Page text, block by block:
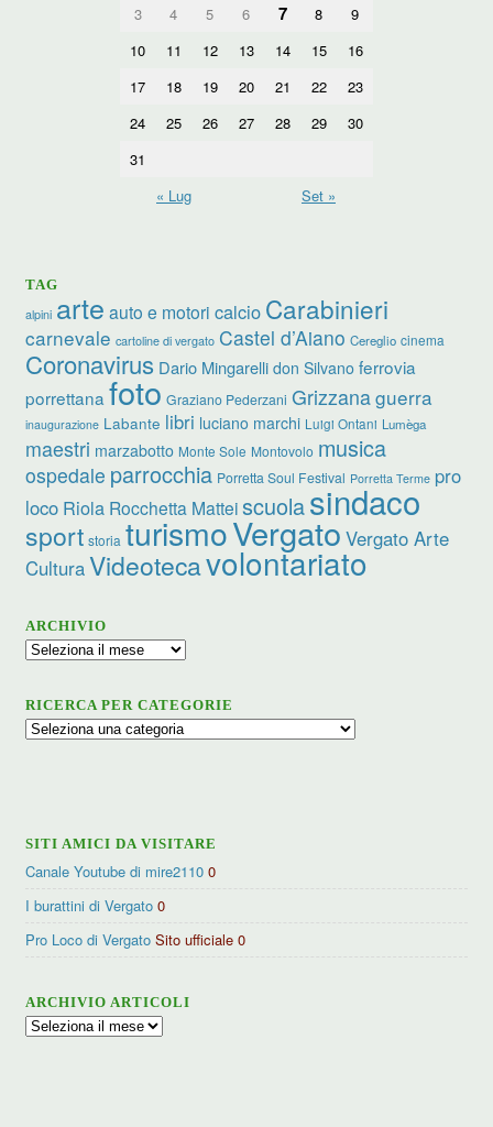
3
4 5 6 7 8
9
10
11 12 13 14 15
16
17
18 19 20 21 22
23
24
25 26 27 28 29
30
31
« Lug
Set »
TAG
alpini arte auto e motori calcio Carabinieri
carnevale cartoline di vergato Castel d’Aiano Cereglio cinema
Coronavirus Dario Mingarelli don Silvano ferrovia
porrettana foto Graziano Pederzani Grizzanaguerra
inaugurazione Labante libri luciano marchi Luigi Ontani Lumèga
maestri marzabotto Monte Sole Montovolo musica
ospedale parrocchia Porretta Soul Festival Porretta Terme pro
loco Riola Rocchetta Matteiscuolasindaco
sport storia turismoVergato Vergato Arte
CulturaVideotecavolontariato
ARCHIVIO
Archivio
RICERCA PER CATEGORIE
Ricerca
SITI AMICI DA VISITARE
Canale Youtube di mire2110 0
I burattini di Vergato 0
Pro Loco di Vergato Sito ufficiale 0
ARCHIVIO ARTICOLI
Archivio